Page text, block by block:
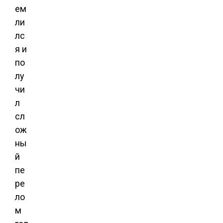
ем
ли
лс
я и
по
лу
чи
л
сл
ож
ны
й
пе
ре
ло
м